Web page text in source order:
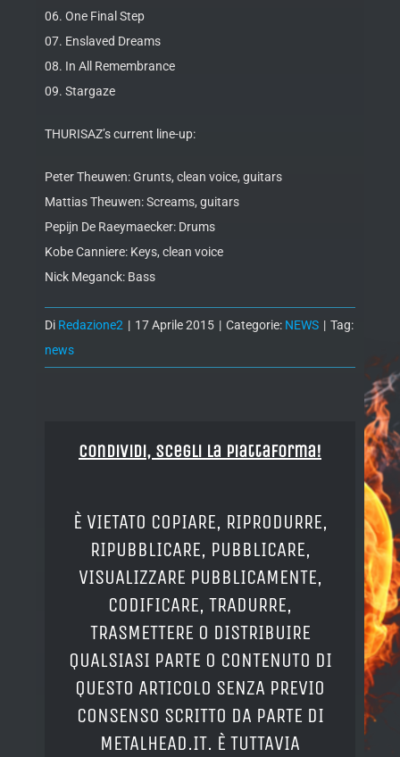
06. One Final Step
07. Enslaved Dreams
08. In All Remembrance
09. Stargaze
THURISAZ’s current line-up:
Peter Theuwen: Grunts, clean voice, guitars
Mattias Theuwen: Screams, guitars
Pepijn De Raeymaecker: Drums
Kobe Canniere: Keys, clean voice
Nick Meganck: Bass
Di Redazione2 | 17 Aprile 2015 | Categorie: NEWS | Tag:
news
Condividi, Scegli la piattaforma!
È VIETATO COPIARE, RIPRODURRE,
RIPUBBLICARE, PUBBLICARE,
VISUALIZZARE PUBBLICAMENTE,
CODIFICARE, TRADURRE,
TRASMETTERE O DISTRIBUIRE
QUALSIASI PARTE O CONTENUTO DI
QUESTO ARTICOLO SENZA PREVIO
CONSENSO SCRITTO DA PARTE DI
METALHEAD.IT. È TUTTAVIA